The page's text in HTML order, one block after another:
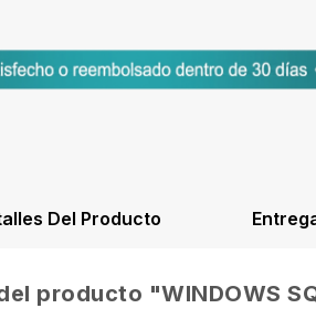
Del Producto
producto "WINDOWS